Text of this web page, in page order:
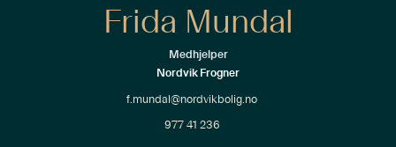
Frida Mundal
Medhjelper
Nordvik Frogner
f.mundal@nordvikbolig.no
977 41 236